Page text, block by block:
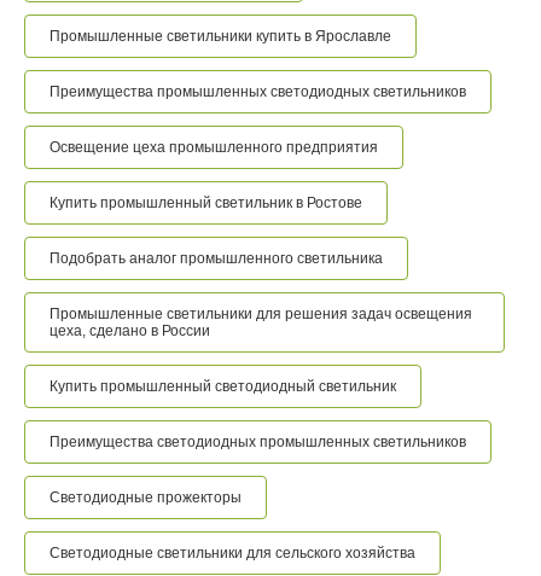
Промышленные светильники купить в Ярославле
Преимущества промышленных светодиодных светильников
Освещение цеха промышленного предприятия
Купить промышленный светильник в Ростове
Подобрать аналог промышленного светильника
Промышленные светильники для решения задач освещения
цеха, сделано в России
Купить промышленный светодиодный светильник
Преимущества светодиодных промышленных светильников
Светодиодные прожекторы
Светодиодные светильники для сельского хозяйства